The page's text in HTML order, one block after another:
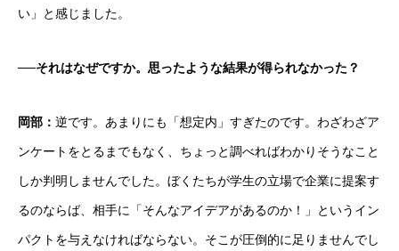
い」と感じました。
──それはなぜですか。思ったような結果が得られなかった？
岡部： 逆です。あまりにも「想定内」すぎたのです。わざわざア
ンケートをとるまでもなく、ちょっと調べればわかりそうなこと
しか判明しませんでした。ぼくたちが学生の立場で企業に提案す
るのならば、相手に「そんなアイデアがあるのか！」というイン
パクトを与えなければならない。そこが圧倒的に足りませんでし